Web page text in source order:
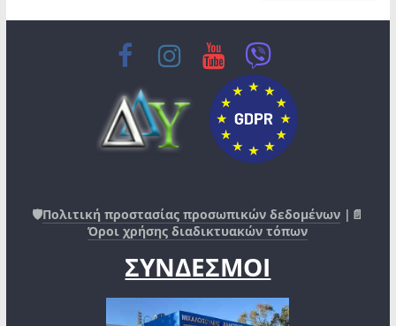
🛡️Πολιτική προστασίας προσωπικών δεδομένων |📄
Όροι χρήσης διαδικτυακών τόπων
ΣΥΝΔΕΣΜΟΙ